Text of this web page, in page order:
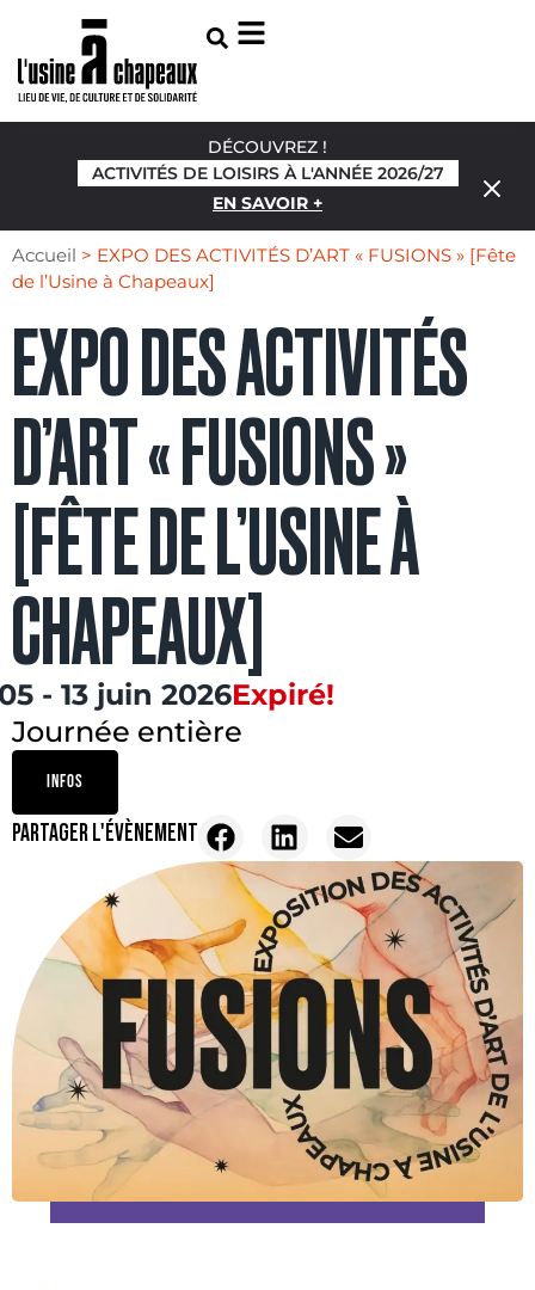
DÉCOUVREZ !
ACTIVITÉS DE LOISIRS À L'ANNÉE 2026/27
EN SAVOIR +
Accueil > EXPO DES ACTIVITÉS D’ART « FUSIONS » [Fête
de l’Usine à Chapeaux]
EXPO DES ACTIVITÉS
D’ART « FUSIONS »
[FÊTE DE L’USINE À
CHAPEAUX]
- 13 juin 2026Expiré!
Journée entière
INFOS
PARTAGER L'ÉVÈNEMENT